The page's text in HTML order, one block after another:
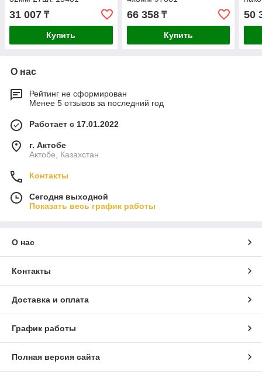
31 007 ₸
Купить
66 358₸
Купить
50
О нас
Рейтинг не сформирован
Менее 5 отзывов за последний год
Работает с 17.01.2022
г. Актобе
Актобе, Казахстан
Контакты
Сегодня выходной
Показать весь график работы
О нас
Контакты
Доставка и оплата
График работы
Полная версия сайта